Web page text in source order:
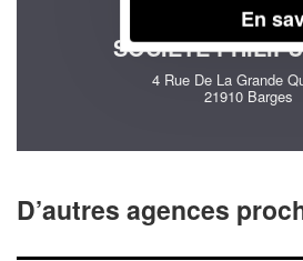
SOCIÉTÉ
4 Rue De La Grande
21910 Barges
D’autres agences
En